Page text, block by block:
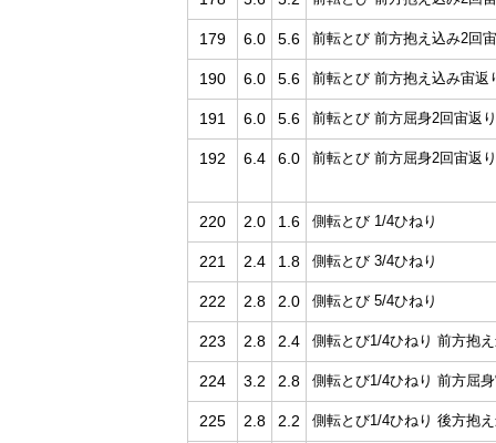
179 6.0 5.6 前転とび 前方抱え込み2回
190 6.0 5.6 前転とび 前方抱え込み宙
191 6.0 5.6 前転とび 前方屈身2回宙返り
192 6.4 6.0 前転とび 前方屈身2回宙返
220 2.0 1.6 側転とび 1/4ひねり
221 2.4 1.8 側転とび 3/4ひねり
222 2.8 2.0 側転とび 5/4ひねり
223 2.8 2.4 側転とび1/4ひねり 前方抱
224 3.2 2.8 側転とび1/4ひねり 前方屈
225 2.8 2.2 側転とび1/4ひねり 後方抱